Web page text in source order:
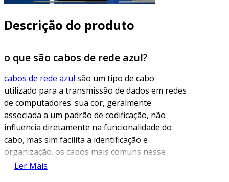
Descrição do produto
o que são cabos de rede azul?
cabos de rede azul são um tipo de cabo
utilizado para a transmissão de dados em redes
de computadores. sua cor, geralmente
associada a um padrão de codificação, não
influencia diretamente na funcionalidade do
cabo, mas sim facilita a identificação e
organização. os cabos mais comuns nesse
contexto são os cabos ethernet, que podem ser
Ler Mais